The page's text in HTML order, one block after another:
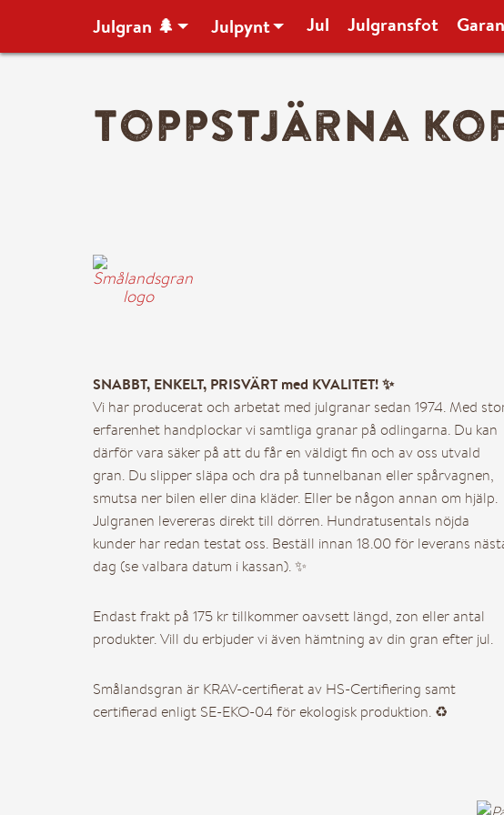
Julgran 🌲 Julpynt Jul Julgransfot
– Alla julgranar 🌲
– Julpynt
– Julmys
– Presentkort
– FTG-paket
– BRF-Paket
Toppstjärna
SNABBT, ENKELT, PRISVÄRT med KVALITET! ✨
Vi har producerat och arbetat med julgranar sedan 1974. Med
erfarenhet handplockar vi samtliga granar på odlingarna. Du kan
därför vara säker på att du får en väldigt fin och av oss utvald
gran. Du slipper släpa och dra på tunnelbanan eller spårvagnen,
smutsa ner bilen eller dina kläder. Eller be någon annan om hjälp.
Julgranen levereras direkt till dörren. Hundratusentals nöjda
kunder har redan testat oss. Beställ innan 18.00 för leverans
dag (se valbara datum i kassan). ✨
Endast frakt på 175 kr tillkommer oavsett längd, zon eller antal
produkter. Vill du erbjuder vi även hämtning av din gran efter jul.
Smålandsgran är KRAV-certifierat av HS-Certifiering samt
certifierad enligt SE-EKO-04 för ekologisk produktion. ♻️